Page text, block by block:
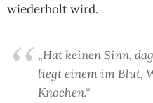
wiederholt wird.
„Hat keinen Sinn,
liegt einem im Blut,
Knochen.“